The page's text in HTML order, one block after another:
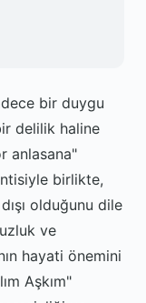
bir duygu
delilik haline
anlasana"
birlikte,
olduğunu dile
ve
hayati önemini
Aşkım"